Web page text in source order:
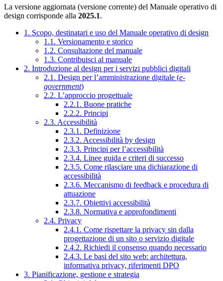
La versione aggiornata (versione corrente) del Manuale operativo di
design corrisponde alla 2025.1.
1. Scopo, destinatari e uso del Manuale operativo di design
1.1. Versionamento e storico
1.2. Consultazione del manuale
1.3. Contribuisci al manuale
2. Introduzione al design per i servizi pubblici digitali
2.1. Design per l’amministrazione digitale (e-
government)
2.2. L’approccio progettuale
2.2.1. Buone pratiche
2.2.2. Principi
2.3. Accessibilità
2.3.1. Definizione
2.3.2. Accessibilità by design
2.3.3. Principi per l’accessibilità
2.3.4. Linee guida e criteri di successo
2.3.5. Come rilasciare una dichiarazione di
accessibilità
2.3.6. Meccanismo di feedback e procedura di
attuazione
2.3.7. Obiettivi accessibilità
2.3.8. Normativa e approfondimenti
2.4. Privacy
2.4.1. Come rispettare la privacy sin dalla
progettazione di un sito o servizio digitale
2.4.2. Richiedi il consenso quando necessario
2.4.3. Le basi del sito web: architettura,
informativa privacy, riferimenti DPO
3. Pianificazione, gestione e strategia